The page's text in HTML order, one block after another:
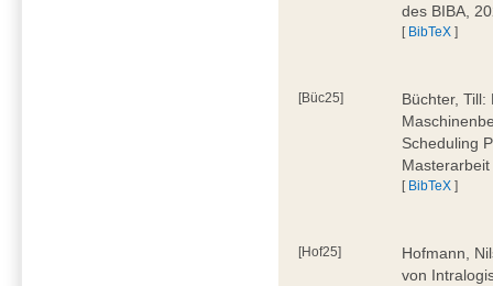
des BIBA,
[ BibTeX ]
[Büc25]
Büchter, Till:
Scheduling
[ BibTeX ]
[Hof25]
Hofmann,
von